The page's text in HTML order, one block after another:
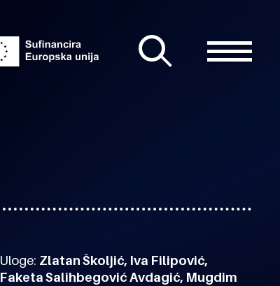
Uloge: Zlatan Školjić, Iva Filipović,
Faketa Salihbegović Avdagić, Mugdim